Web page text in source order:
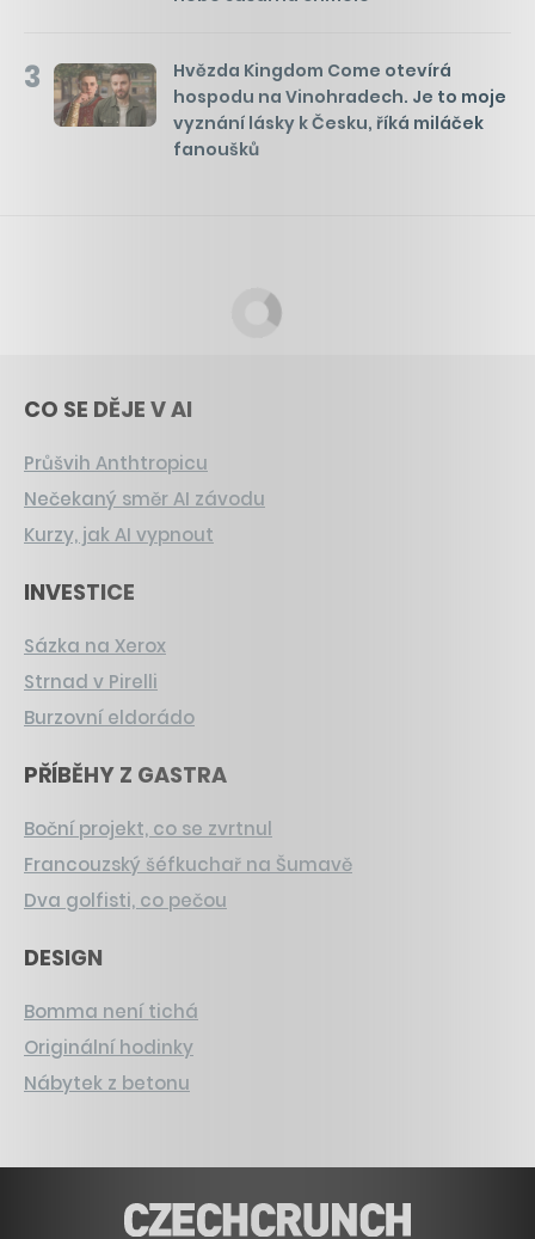
3
Hvězda Kingdom Come otevírá
hospodu na Vinohradech. Je to moje
vyznání lásky k Česku, říká miláček
fanoušků
CO SE DĚJE V AI
Průšvih Anthtropicu
Nečekaný směr AI závodu
Kurzy, jak AI vypnout
INVESTICE
Sázka na Xerox
Strnad v Pirelli
Burzovní eldorádo
PŘÍBĚHY Z GASTRA
Boční projekt, co se zvrtnul
Francouzský šéfkuchař na Šumavě
Dva golfisti, co pečou
DESIGN
Bomma není tichá
Originální hodinky
Nábytek z betonu